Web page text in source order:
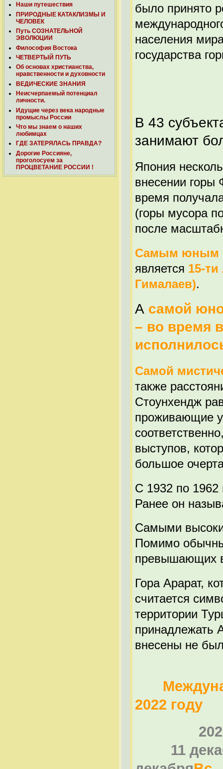
Наши путешествия
ПРИРОДНЫЕ КАТАКЛИЗМЫ И
ЧЕЛОВЕК
Путь СОЗНАТЕЛЬНОЙ
ЭВОЛЮЦИИ
Философия Востока
ЧЕТВЕРТЫЙ ПУТЬ
Об основах христианства,
нравственности и духовности
ВЕДИЧЕСКИЕ ЗНАНИЯ
Неисчерпаемый потенциал
личности.
Идущие через века народные
промыслы России
Что мы знаем о наших
любимцах
ГДЕ ЗАТЕРЯЛАСЬ ПРАВДА?
Дорогие Россияне,
проголосуем за
ПРОЦВЕТАНИЕ РОССИИ !
было принято
населения
государства
В 43
занимают
Япония
внесении горы
время
(горы мусора
после
Самым юным
является 15-
Гималаев).
А самой
– во время
Самой
также
Стоунхендж
проживающие
выступов,
большое
С 1932 по
Ранее он
Самыми
Помимо
превышающих
Гора Арарат,
считается
территории
принадлежать
внесены не
2022 году
11